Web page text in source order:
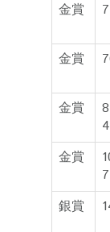
金賞
金賞
金賞
8
4
金賞
7
銀賞